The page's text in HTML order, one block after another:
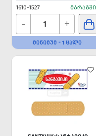
1610-1527
- +
ᲛᲘᲜᲘᲛᲣᲛ - 1 ᲪᲐᲚᲘ